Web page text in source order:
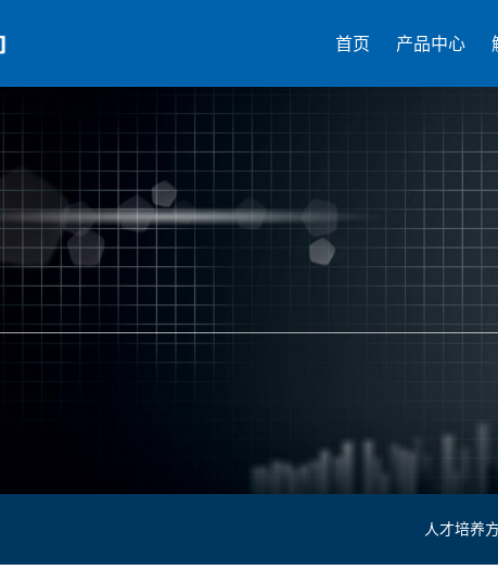
首页 产品中心
人才培养